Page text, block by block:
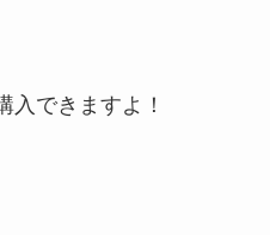
入できますよ！